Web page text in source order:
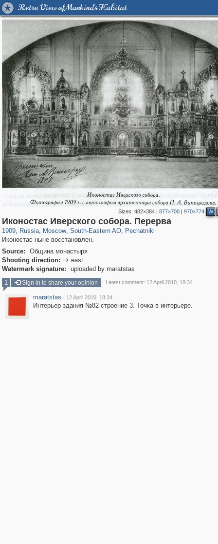
Retro View of Mankind's Habitat
Sizes:482×384 |877×700 |970×774 W
Иконостас Иверского собора. Перерва
1909, Russia
1,406,930 29,248
, Moscow
319,861 8,286
, South-Eastern AO
11,379 197
, Pechatniki
1,745 35
Иконостас ныне восстановлен.
Source:
Община монастыря
Shooting direction:  east
Watermark signature:
uploaded by maratstas
1
Sign in to share your opinion Latest comment: 12 April 2010, 18:34
maratstas · 12 April 2010, 18:34
Интерьер здания №82 строение 3. Точка в интерьере.